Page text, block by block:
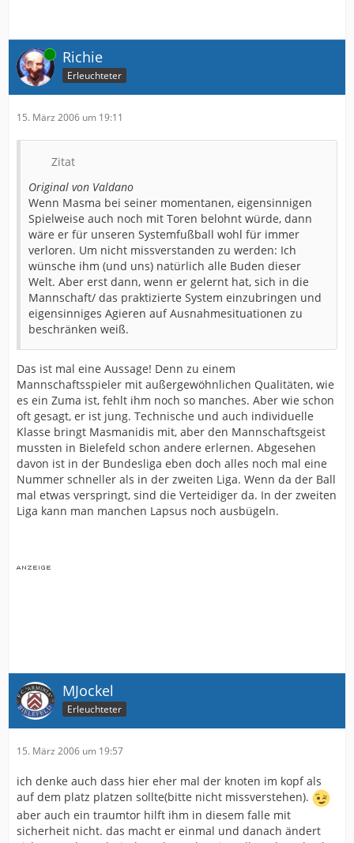
Online Richie
Erleuchteter
15. März 2006 um 19:11
Zitat
Original von Valdano
Wenn Masma bei seiner momentanen, eigensinnigen
Spielweise auch noch mit Toren belohnt würde, dann
wäre er für unseren Systemfußball wohl für immer
verloren. Um nicht missverstanden zu werden: Ich
wünsche ihm (und uns) natürlich alle Buden dieser
Welt. Aber erst dann, wenn er gelernt hat, sich in die
Mannschaft/ das praktizierte System einzubringen und
eigensinniges Agieren auf Ausnahmesituationen zu
beschränken weiß.
Das ist mal eine Aussage! Denn zu einem
Mannschaftsspieler mit außergewöhnlichen Qualitäten, wie
es ein Zuma ist, fehlt ihm noch so manches. Aber wie schon
oft gesagt, er ist jung. Technische und auch individuelle
Klasse bringt Masmanidis mit, aber den Mannschaftsgeist
mussten in Bielefeld schon andere erlernen. Abgesehen
davon ist in der Bundesliga eben doch alles noch mal eine
Nummer schneller als in der zweiten Liga. Wenn da der Ball
mal etwas verspringt, sind die Verteidiger da. In der zweiten
Liga kann man manchen Lapsus noch ausbügeln.
MJockel
Erleuchteter
15. März 2006 um 19:57
ich denke auch dass hier eher mal der knoten im kopf als
auf dem platz platzen sollte(bitte nicht missverstehen).
aber auch ein traumtor hilft ihm in diesem falle mit
sicherheit nicht. das macht er einmal und danach ändert